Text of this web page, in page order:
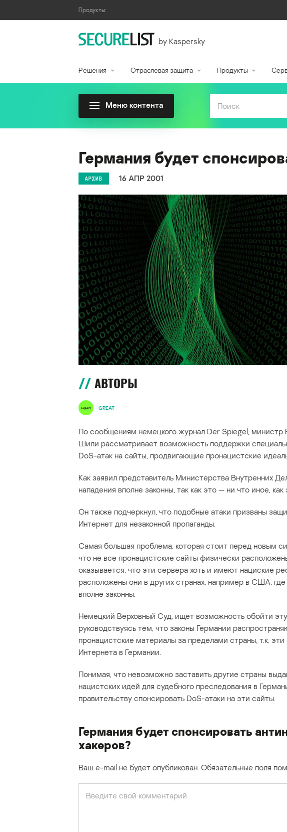
Продукты:
by Kaspersky
Решения Отраслевая защита Продукты
Меню контента
Германия будет
АРХИВ 16 АПР 2001
АВТОРЫ
GREAT
По сообщениям немецкого журнал Der Spiegel, министр
Шили рассматривает возможность поддержки
DoS-атак на сайты, продвигающие пронацистские
Как заявил представитель Министерства Внутренних
нападения вполне законны, так как это — ни что иное, как
Он также подчеркнул, что подобные атаки призваны
Интернет для незаконной пропаганды.
Самая большая проблема, которая стоит перед новым
что не все пронацистские сайты физически
оказывается, что эти сервера хоть и имеют нациские
расположены они в других странах, например в США,
вполне законны.
Немецкий Верховный Суд, ищет возможность обойти
руководствуясь тем, что законы Германии
пронацистские материалы за пределами страны, т.к.
Интернета в Германии.
Понимая, что невозможно заставить другие страны
нацистских идей для судебного преследования в
правительству спонсировать DoS-атаки на эти сайты.
Германия будет спонсировать
хакеров?
Ваш e-mail не будет опубликован. Обязательные поля